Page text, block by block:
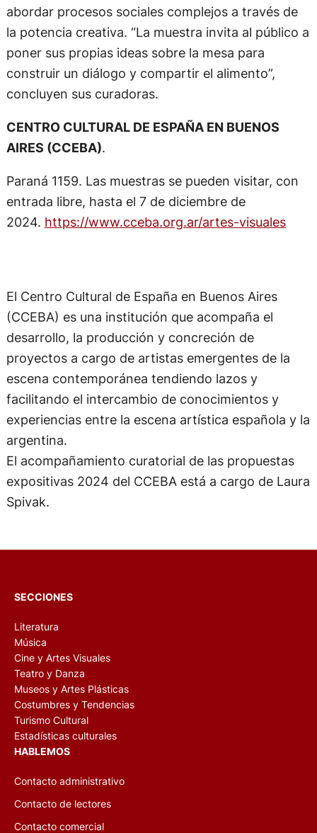
abordar procesos sociales complejos a través de
la potencia creativa. “La muestra invita al público a
poner sus propias ideas sobre la mesa para
construir un diálogo y compartir el alimento”,
concluyen sus curadoras.
CENTRO CULTURAL DE ESPAÑA EN BUENOS
AIRES (CCEBA).
Paraná 1159. Las muestras se pueden visitar, con
entrada libre, hasta el 7 de diciembre de
2024. https://www.cceba.org.ar/artes-visuales
El Centro Cultural de España en Buenos Aires
(CCEBA) es una institución que acompaña el
desarrollo, la producción y concreción de
proyectos a cargo de artistas emergentes de la
escena contemporánea tendiendo lazos y
facilitando el intercambio de conocimientos y
experiencias entre la escena artística española y la
argentina.
El acompañamiento curatorial de las propuestas
expositivas 2024 del CCEBA está a cargo de Laura
Spivak.
SECCIONES
Literatura
Música
Cine y Artes Visuales
Teatro y Danza
Museos y Artes Plásticas
Costumbres y Tendencias
Turismo Cultural
Estadísticas culturales
HABLEMOS
Contacto administrativo
Contacto de lectores
Contacto comercial